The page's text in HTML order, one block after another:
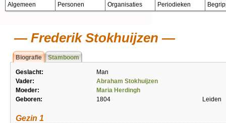
Algemeen Personen Organisaties Periodieken
Frederik Stokhuijzen
Biografie Stamboom
Geslacht:
Man
Vader:
Abraham Stokhuijzen
Moeder:
Maria Herdingh
Geboren:
1804 Leiden
Gezin 1